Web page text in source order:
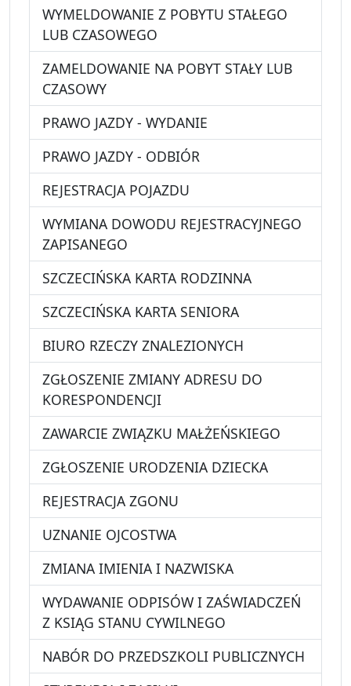
WYMELDOWANIE Z POBYTU STAŁEGO
LUB CZASOWEGO
ZAMELDOWANIE NA POBYT STAŁY LUB
CZASOWY
PRAWO JAZDY - WYDANIE
PRAWO JAZDY - ODBIÓR
REJESTRACJA POJAZDU
WYMIANA DOWODU REJESTRACYJNEGO
ZAPISANEGO
SZCZECIŃSKA KARTA RODZINNA
SZCZECIŃSKA KARTA SENIORA
BIURO RZECZY ZNALEZIONYCH
ZGŁOSZENIE ZMIANY ADRESU DO
KORESPONDENCJI
ZAWARCIE ZWIĄZKU MAŁŻEŃSKIEGO
ZGŁOSZENIE URODZENIA DZIECKA
REJESTRACJA ZGONU
UZNANIE OJCOSTWA
ZMIANA IMIENIA I NAZWISKA
WYDAWANIE ODPISÓW I ZAŚWIADCZEŃ
Z KSIĄG STANU CYWILNEGO
NABÓR DO PRZEDSZKOLI PUBLICZNYCH